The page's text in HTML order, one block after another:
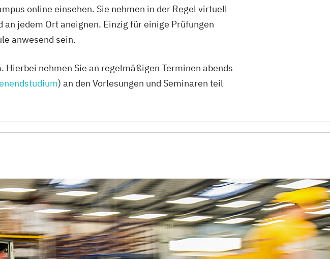
online einsehen. Sie nehmen in der Regel virtuell
jedem Ort aneignen. Einzig für einige Prüfungen
anwesend sein.
nehmen Sie an regelmäßigen Terminen abends
) an den Vorlesungen und Seminaren teil